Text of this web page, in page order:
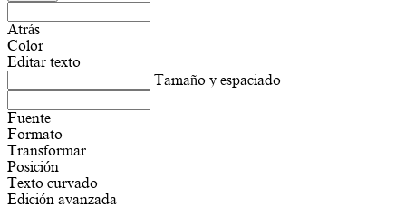
Atrás
Color
Editar texto
Tamaño y espaciado
Fuente
Formato
Transformar
Posición
Texto curvado
Edición avanzada